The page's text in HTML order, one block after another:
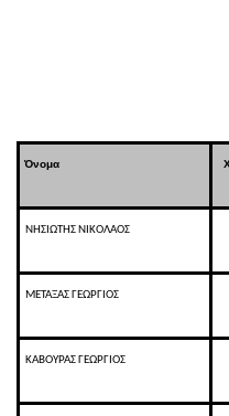
Όνομα
ΝΗΣΙΩΤΗΣ ΝΙΚΟΛΑΟΣ
ΜΕΤΑΞΑΣ ΓΕΩΡΓΙΟΣ
ΚΑΒΟΥΡΑΣ ΓΕΩΡΓΙΟΣ